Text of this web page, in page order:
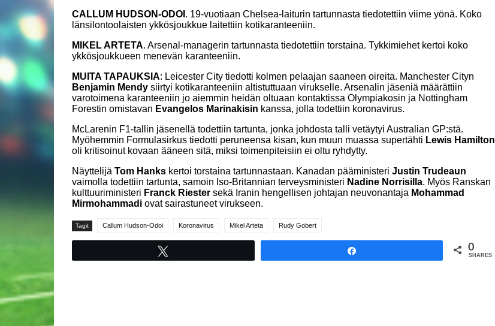
CALLUM HUDSON-ODOI . 19-vuotiaan Chelsea-laiturin tartunnasta tiedotettiin viime yönä. Koko
länsilontoolaisten ykkösjoukkue laitettiin kotikaranteeniin.
MIKEL ARTETA. Arsenal-managerin tartunnasta tiedotettiin torstaina. Tykkimiehet kertoi koko
ykkösjoukkueen menevän karanteeniin.
MUITA TAPAUKSIA: Leicester City tiedotti kolmen pelaajan saaneen oireita. Manchester Cityn
Benjamin Mendy siirtyi kotikaranteeniin altistuttuaan virukselle. Arsenalin jäseniä määrättiin
varotoimena karanteeniin jo aiemmin heidän oltuaan kontaktissa Olympiakosin ja Nottingham
Forestin omistavan Evangelos Marinakisin kanssa, jolla todettiin koronavirus.
McLarenin F1-tallin jäsenellä todettiin tartunta, jonka johdosta talli vetäytyi Australian GP:stä.
Myöhemmin Formulasirkus tiedotti peruneensa kisan, kun muun muassa supertähti Lewis Hamilton
oli kritisoinut kovaan ääneen sitä, miksi toimenpiteisiin ei oltu ryhdytty.
Näyttelijä Tom Hanks kertoi torstaina tartunnastaan. Kanadan pääministeri Justin Trudeaun
vaimolla todettiin tartunta, samoin Iso-Britannian terveysministeri Nadine Norrisilla. Myös Ranskan
kulttuuriministeri Franck Riester sekä Iranin hengellisen johtajan neuvonantaja Mohammad
Mirmohammadi ovat sairastuneet virukseen.
Tagit Callum Hudson-Odoi Koronavirus Mikel Arteta Rudy Gobert
0
SHARES